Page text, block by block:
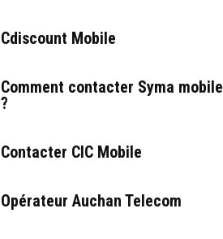
Cdiscount Mobile
Comment contacter Syma mobile
?
Contacter CIC Mobile
Opérateur Auchan Telecom